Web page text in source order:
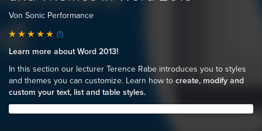
Von Sonic Performance
(1)
Learn more about Word 2013!
In this section our lecturer Terence Rabe introduces you to styles
and themes you can customize. Learn how to create, modify and
custom your text, list and table styles.